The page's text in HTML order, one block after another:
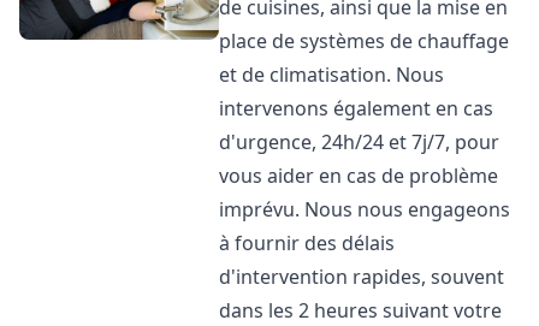
de cuisines, ainsi que la mise en
place de systèmes de chauffage
et de climatisation. Nous
intervenons également en cas
d'urgence, 24h/24 et 7j/7, pour
vous aider en cas de problème
imprévu. Nous nous engageons
à fournir des délais
d'intervention rapides, souvent
dans les 2 heures suivant votre